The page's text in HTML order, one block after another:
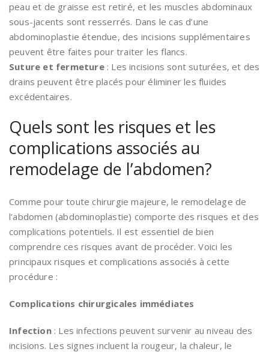
peau et de graisse est retiré, et les muscles abdominaux
sous-jacents sont resserrés. Dans le cas d’une
abdominoplastie étendue, des incisions supplémentaires
peuvent être faites pour traiter les flancs.
Suture et fermeture: Les incisions sont suturées, et des
drains peuvent être placés pour éliminer les fluides
excédentaires.
Quels sont les risques et les
complications associés au
remodelage de l’abdomen?
Comme pour toute chirurgie majeure, le remodelage de
l’abdomen (abdominoplastie) comporte des risques et des
complications potentiels. Il est essentiel de bien
comprendre ces risques avant de procéder. Voici les
principaux risques et complications associés à cette
procédure :
Complications chirurgicales immédiates
Infection: Les infections peuvent survenir au niveau des
incisions. Les signes incluent la rougeur, la chaleur, le